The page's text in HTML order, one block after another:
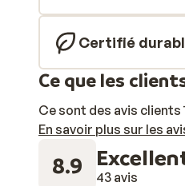
Certifié
Ce que les
Ce sont des avis
En savoir plus sur les
8.9 43 avis